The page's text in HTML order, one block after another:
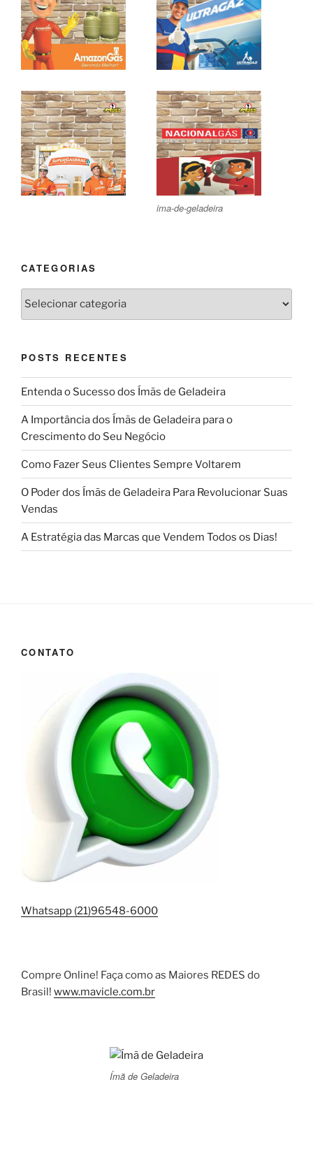
ima-de-geladeira
CATEGORIAS
Categorias
POSTS RECENTES
Entenda o Sucesso dos Ímãs de Geladeira
A Importância dos Ímãs de Geladeira para o
Crescimento do Seu Negócio
Como Fazer Seus Clientes Sempre Voltarem
O Poder dos Ímãs de Geladeira Para Revolucionar Suas
Vendas
A Estratégia das Marcas que Vendem Todos os Dias!
CONTATO
Whatsapp (21)96548-6000
Compre Online! Faça como as Maiores REDES do
Brasil! www.mavicle.com.br
Ímã de Geladeira